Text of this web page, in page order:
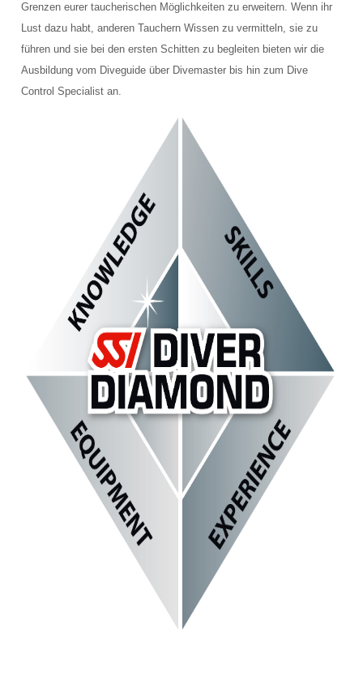
Das Hausriff vor der Tauchbasis Baltic
Steingarten
Schülerboje
Großes Steinfeld
Bootsausfahrten Zone B
Bootsausfahrten Zone C
Künstliches Riff Nienhagen
WETTER
PREISE
Grundpreise Tauchbasis
Preise Ausfahrten
Grenzen eurer taucherischen Möglichkeiten zu erweitern. Wenn ihr
Lust dazu habt, anderen Tauchern Wissen zu vermitteln, sie zu
führen und sie bei den ersten Schitten zu begleiten bieten wir die
Ausbildung vom Diveguide über Divemaster bis hin zum Dive
Control Specialist an.